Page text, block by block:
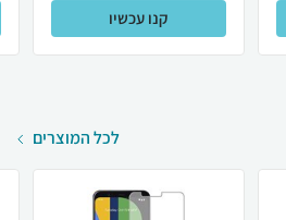
קנו עכשיו
לכל המוצרים